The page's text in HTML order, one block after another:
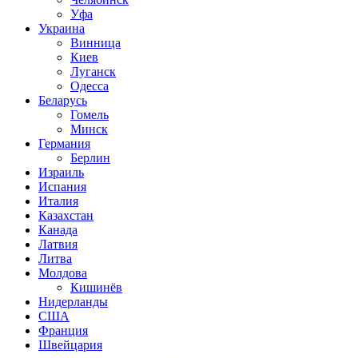
Уфа
Украина
Винница
Киев
Луганск
Одесса
Беларусь
Гомель
Минск
Германия
Берлин
Израиль
Испания
Италия
Казахстан
Канада
Латвия
Литва
Молдова
Кишинёв
Нидерланды
США
Франция
Швейцария